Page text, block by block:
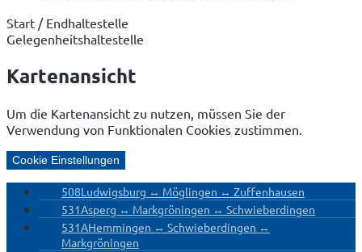
Start / Endhaltestelle
Gelegenheitshaltestelle
Kartenansicht
Um die Kartenansicht zu nutzen, müssen Sie der
Verwendung von Funktionalen Cookies zustimmen.
Cookie Einstellungen
508Ludwigsburg ↔ Möglingen ↔ Zuffenhausen
531Asperg ↔ Markgröningen ↔ Schwieberdingen
531AHemmingen ↔ Schwieberdingen ↔
Markgröningen